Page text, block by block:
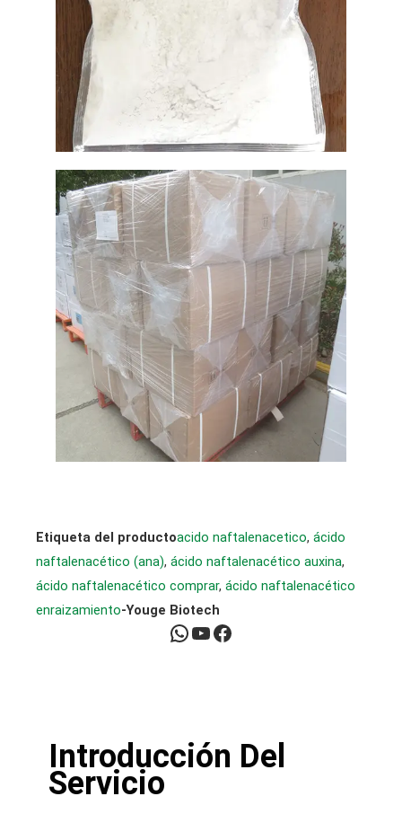
Etiqueta del productoacido naftalenacetico, ácido
naftalenacético (ana), ácido naftalenacético auxina
ácido naftalenacético comprar, ácido naftalenacético
enraizamiento-Youge Biotech
WhatsApp YouTube Facebook
Introducción Del
Servicio